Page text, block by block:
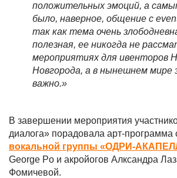
положительных эмоций, а
было, наверное, общение с
так как тема очень
полезная, ее никогда не
мероприятиях для ивенторов
Новгорода, а в нынешнем мире
важно.»
В завершении мероприятия
диалога» порадовала арт-программа
вокальной группы «ОДРИ-
George Po и акройогов Алксандра
Фомичевой.